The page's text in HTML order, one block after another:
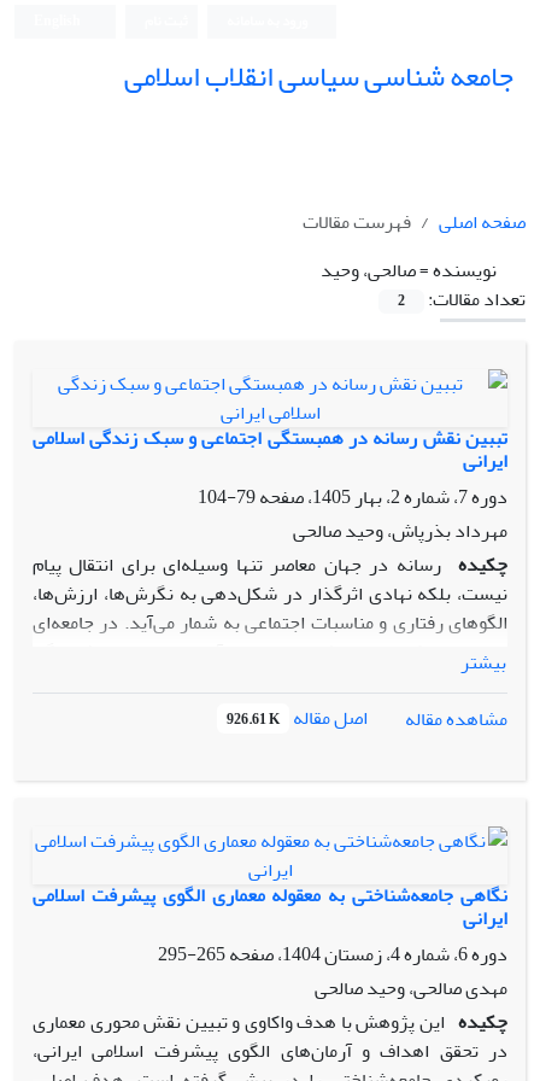
جامعه شناسی سیاسی انقلاب اسلامی
صفحه اصلی
فهرست مقالات
نویسنده =صالحی، وحید
تعداد مقالات:
2
تببین نقش رسانه در همبستگی اجتماعی و سبک زندگی اسلامی
ایرانی
دوره 7، شماره 2، بهار 1405، صفحه
79-104
مهرداد بذرپاش، وحید صالحی
چکیده رسانه در جهان معاصر تنها وسیله‌ای برای انتقال پیام
نیست، بلکه نهادی اثرگذار در شکل‌دهی به نگرش‌ها، ارزش‌ها،
الگوهای رفتاری و مناسبات اجتماعی به شمار می‌آید. در جامعه‌ای
مانند ایران که دارای پیشینه‌ای غنی از آموزه‌های دینی و فرهنگی
است، رسانه می‌تواند نقش مهمی در تقویت همبستگی اجتماعی و
ترویج سبک زندگی اسلامی-ایرانی ایفا کند. همبستگی اجتماعی به
معنای پیوند، اعتماد، مشارکت و احساس تعلق میان افراد جامعه، از
خانواده‌محوری، قناعت، اخلاق‌مداری، مسئولیت‌پذیری،
ساده‌زیستی و توجه به کرامت انسانی تأکید دارد. با گسترش
رسانه‌های نوین و شبکه‌های اجتماعی، فرصت‌ها و تهدیدهای
تازه‌ای در این حوزه پدید آمده است؛ به‌گونه‌ای که از یک سو امکان
ترویج ارزش‌های اصیل و ایجاد پیوندهای اجتماعی فراهم شده و از
سوی دیگر، امکان نفوذ الگوهای مصرف‌گرایانه، فردگرایانه و
گسست‌آفرین افزایش یافته است. این مقاله با رویکردی تحلیلی-
توصیفی، به بررسی نقش رسانه در تقویت همبستگی اجتماعی و
ترویج سبک زندگی اسلامی-ایرانی می‌پردازد و نشان می‌دهد که
بیشتر
مشاهده مقاله
اصل مقاله 926.61 K
نگاهی جامعه‌شناختی به معقوله معماری الگوی پیشرفت اسلامی
ایرانی
دوره 6، شماره 4، زمستان 1404، صفحه
265-295
مهدی صالحی، وحید صالحی
چکیده این پژوهش با هدف واکاوی و تبیین نقش محوری معماری
در تحقق اهداف و آرمان‌های الگوی پیشرفت اسلامی ایرانی،